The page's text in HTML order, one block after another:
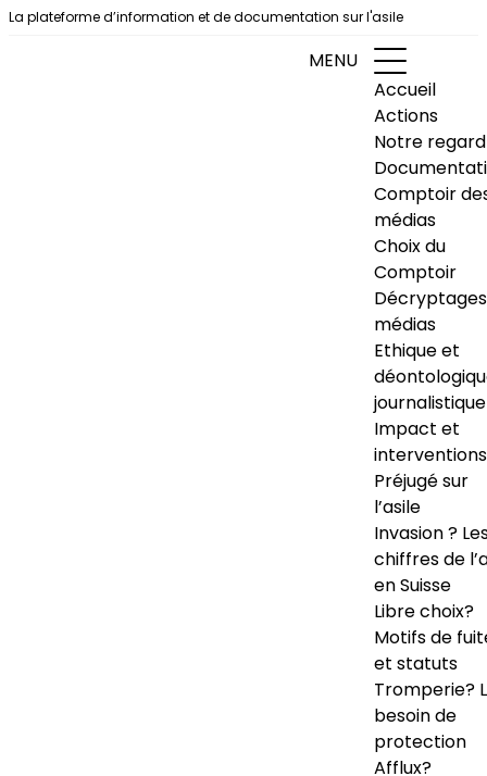
Aller au contenu
La plateforme d’information et de documentation sur l'asile
MENU
Accueil
Actions
Notre regard
Comptoir
médias
Choix du
Comptoir
Décryptages
médias
Ethique et
journalistique
Impact et
interventions
Préjugé sur
l’asile
Invasion ?
chiffres de
en Suisse
Libre choix?
Motifs de
et statuts
Tromperie?
besoin de
protection
Afflux?